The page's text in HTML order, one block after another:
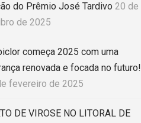
do Prêmio José Tardivo 20 de
de 2025
começa 2025 com uma
renovada e focada no futuro!
fevereiro de 2025
DE VIROSE NO LITORAL DE